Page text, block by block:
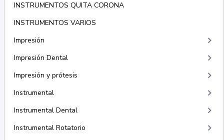
INSTRUMENTOS QUITA CORONA
INSTRUMENTOS VARIOS
Impresión
keyboard_arrow_right
Impresión Dental keyboard_arrow_right
Impresión y prótesis keyboard_arrow_right
Instrumental keyboard_arrow_right
Instrumental Dental keyboard_arrow_right
Instrumental Rotatorio keyboard_arrow_right